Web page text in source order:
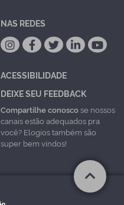
NAS REDES
ACESSIBILIDADE
DEIXE SEU FEEDBACK
Compartilhe conoscose nossos
canais estão adequados pra
você? Elogios também são
super bem vindos!